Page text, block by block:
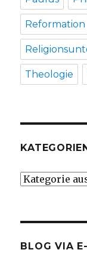
Reformation
Theologie
Kategorien
BLOG VIA